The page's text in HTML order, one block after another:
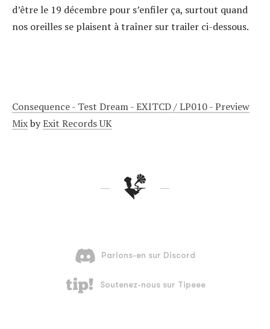
d’être le 19 décembre pour s’enfiler ça, surtout quand
nos oreilles se plaisent à traîner sur trailer ci-dessous.
Consequence - Test Dream - EXITCD / LP010 - Preview
MixbyExit Records UK